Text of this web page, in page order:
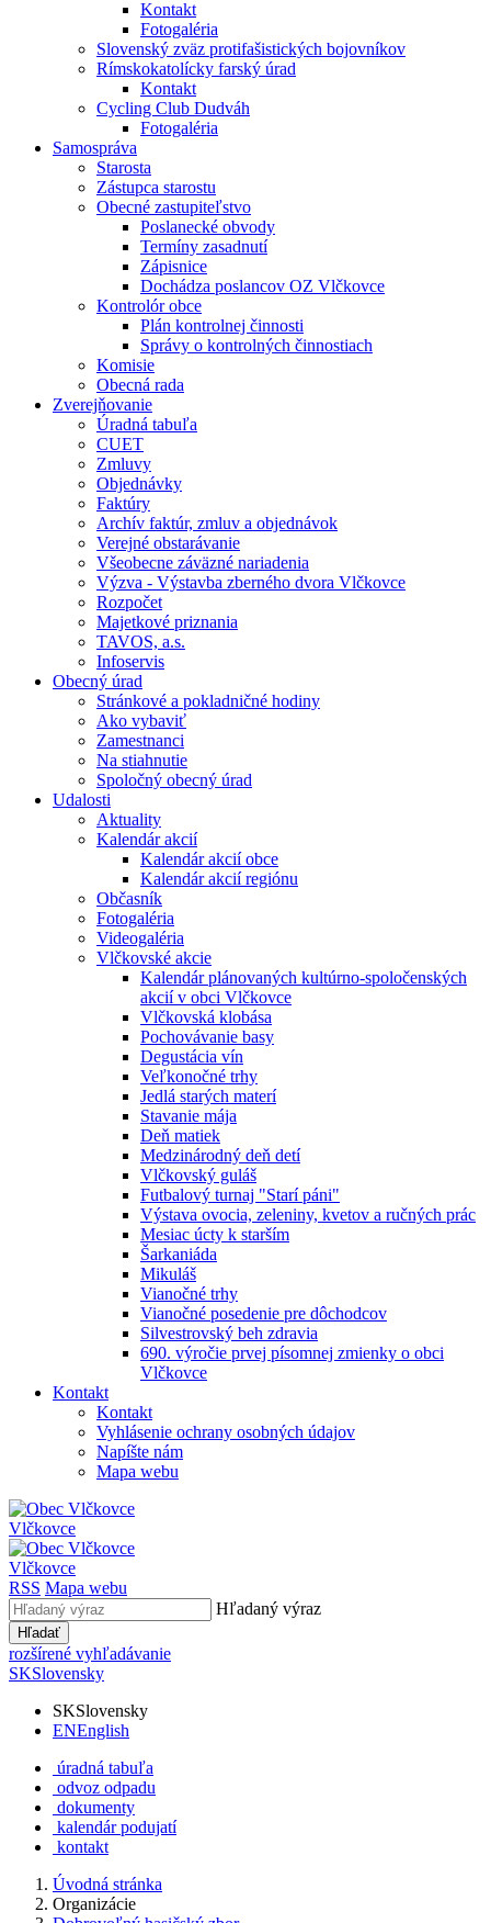
Kontakt
Fotogaléria
Slovenský zväz protifašistických bojovníkov
Rímskokatolícky farský úrad
Kontakt
Cycling Club Dudváh
Fotogaléria
Samospráva
Starosta
Zástupca starostu
Obecné zastupiteľstvo
Poslanecké obvody
Termíny zasadnutí
Zápisnice
Dochádza poslancov OZ Vlčkovce
Kontrolór obce
Plán kontrolnej činnosti
Správy o kontrolných činnostiach
Komisie
Obecná rada
Zverejňovanie
Úradná tabuľa
CUET
Zmluvy
Objednávky
Faktúry
Archív faktúr, zmluv a objednávok
Verejné obstarávanie
Všeobecne záväzné nariadenia
Výzva - Výstavba zberného dvora Vlčkovce
Rozpočet
Majetkové priznania
TAVOS, a.s.
Infoservis
Obecný úrad
Stránkové a pokladničné hodiny
Ako vybaviť
Zamestnanci
Na stiahnutie
Spoločný obecný úrad
Udalosti
Aktuality
Kalendár akcií
Kalendár akcií obce
Kalendár akcií regiónu
Občasník
Fotogaléria
Videogaléria
Vlčkovské akcie
Kalendár plánovaných kultúrno-spoločenských
akcií v obci Vlčkovce
Vlčkovská klobása
Pochovávanie basy
Degustácia vín
Veľkonočné trhy
Jedlá starých materí
Stavanie mája
Deň matiek
Medzinárodný deň detí
Vlčkovský guláš
Futbalový turnaj "Starí páni"
Výstava ovocia, zeleniny, kvetov a ručných prác
Mesiac úcty k starším
Šarkaniáda
Mikuláš
Vianočné trhy
Vianočné posedenie pre dôchodcov
Silvestrovský beh zdravia
690. výročie prvej písomnej zmienky o obci
Vlčkovce
Kontakt
Kontakt
Vyhlásenie ochrany osobných údajov
Napíšte nám
Mapa webu
Vlčkovce
Vlčkovce
RSS Mapa webu
Hľadaný výraz
Hľadať
rozšírené vyhľadávanie
SKSlovensky
SKSlovensky
ENEnglish
úradná tabuľa
odvoz odpadu
dokumenty
kalendár podujatí
kontakt
Úvodná stránka
Organizácie